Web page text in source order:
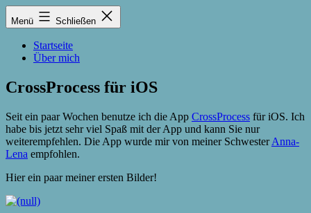
Zum
Inhalt
Lukas
Zintel-
Menü Schließen
Startseite
Über mich
CrossProcess für iOS
Seit ein paar Wochen benutze ich die App CrossProcess für iOS. Ich
habe bis jetzt sehr viel Spaß mit der App und kann Sie nur
weiterempfehlen. Die App wurde mir von meiner SchwesterAnna-
Lena empfohlen.
Hier ein paar meiner ersten Bilder!